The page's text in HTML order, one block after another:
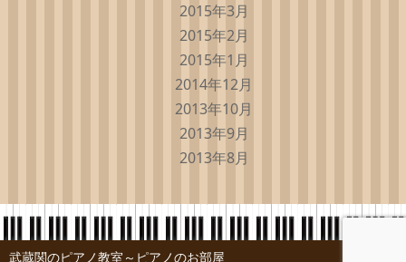
2015年3月
2015年2月
2015年1月
2014年12月
2013年10月
2013年9月
2013年8月
武蔵関のピアノ教室～ピアノのお部屋